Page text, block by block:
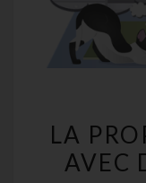
LA
AVEC